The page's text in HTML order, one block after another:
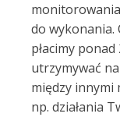
do wykonania.
płacimy
utrzymywać
między innymi
np. działania